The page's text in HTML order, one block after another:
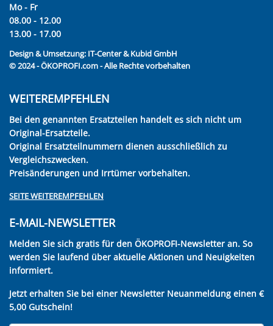
Mo - Fr
08.00 - 12.00
13.00 - 17.00
Design & Umsetzung: IT-Center & Kubid GmbH
© 2024 - ÖKOPROFI.com - Alle Rechte vorbehalten
WEITEREMPFEHLEN
Bei den genannten Ersatzteilen handelt es sich nicht um
Original-Ersatzteile.
Original Ersatzteilnummern dienen ausschließlich zu
Vergleichszwecken.
Preisänderungen und Irrtümer vorbehalten.
SEITE WEITEREMPFEHLEN
E-MAIL-NEWSLETTER
Melden Sie sich gratis für den ÖKOPROFI-Newsletter an. So
werden Sie laufend über aktuelle Aktionen und Neuigkeiten
informiert.
Jetzt erhalten Sie bei einer Newsletter Neuanmeldung einen €
5,00 Gutschein!